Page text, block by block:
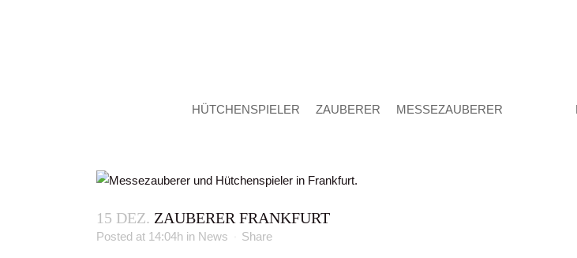
HÜTCHENSPIELER ZAUBERER MESSEZAUBERER
15 DEZ. ZAUBERER FRANKFURT
Posted at 14:04h in News Share